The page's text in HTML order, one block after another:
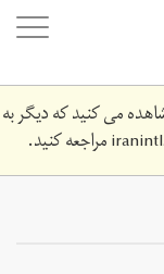
می کنید که دیگر به
مراجعه کنید.